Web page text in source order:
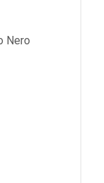
Nero